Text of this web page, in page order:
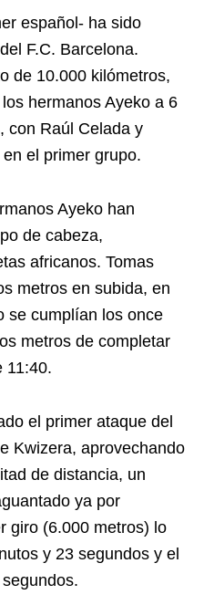
español- ha sido
F.C. Barcelona.
de 10.000 kilómetros,
hermanos Ayeko a 6
con Raúl Celada y
el primer grupo.
Ayeko han
de cabeza,
africanos. Tomas
metros en subida, en
se cumplían los once
metros de completar
11:40.
el primer ataque del
Kwizera, aprovechando
de distancia, un
ya por
giro (6.000 metros) lo
y 23 segundos y el